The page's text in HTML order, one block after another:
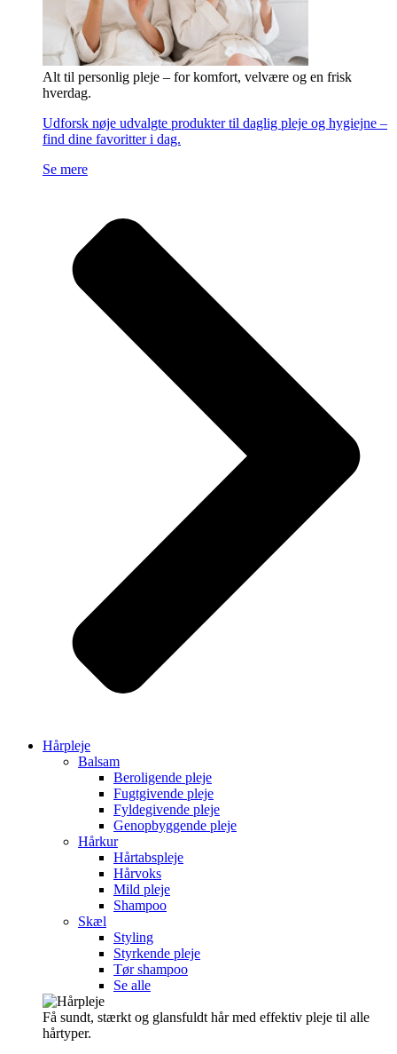
Alt til personlig pleje – for komfort, velvære og en frisk
hverdag.
Udforsk nøje udvalgte produkter til daglig pleje og hygiejne –
find dine favoritter i dag.
Se mere
Hårpleje
Balsam
Beroligende pleje
Fugtgivende pleje
Fyldegivende pleje
Genopbyggende pleje
Hårkur
Hårtabspleje
Hårvoks
Mild pleje
Shampoo
Skæl
Styling
Styrkende pleje
Tør shampoo
Se alle
Få sundt, stærkt og glansfuldt hår med effektiv pleje til alle
hårtyper.